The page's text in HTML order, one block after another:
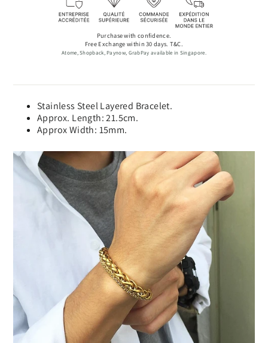
Purchase with confidence.
Free Exchange within 30 days. T&C.
Atome, Shopback, Paynow, GrabPay available in Singapore.
Stainless Steel Layered Bracelet.
Approx. Length: 21.5cm.
Approx Width: 15mm.